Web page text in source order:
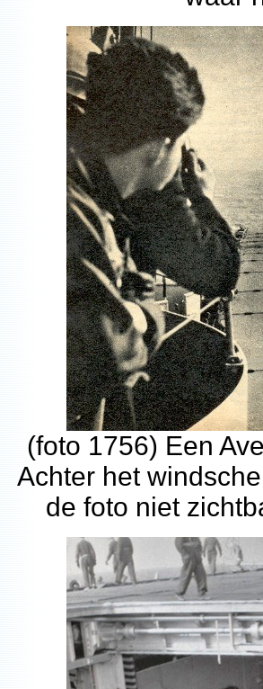
(foto 1756) Een
Achter het
de foto niet